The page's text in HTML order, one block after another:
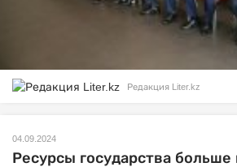
Редакция Liter.kz
04.09.2024
Ресурсы государства больше